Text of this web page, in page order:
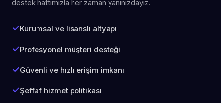
destek hattımızla her zaman yanınızdayız.
Kurumsal ve lisanslı altyapı
Profesyonel müşteri desteği
Güvenli ve hızlı erişim imkanı
Şeffaf hizmet politikası